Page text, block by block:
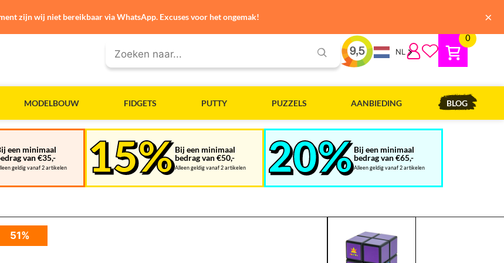
NL
0
MODELBOUW FIDGETS PUTTY PUZZELS AANBIEDING BLOG
een minimaal
van €35,-
geldig vanaf 2 artikelen
Bij een minimaal
bedrag van €50,-
Alleen geldig vanaf 2 artikelen
Bij een minimaal
bedrag van €65,-
Alleen geldig vanaf 2 artikelen
51%
zijn wij niet bereikbaar via WhatsApp. Excuses voor het ongemak! ×